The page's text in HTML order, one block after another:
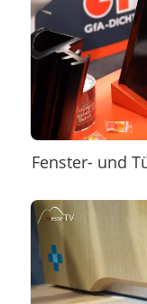
Fenster- und